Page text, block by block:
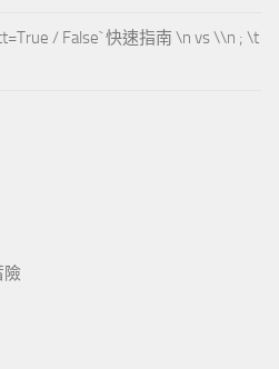
/ False` 快速指南 \n vs \\n ; \t
險